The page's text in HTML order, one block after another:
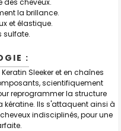
des cheveux.
la brillance.
et élastique.
sulfate.
:
Sleeker et en chaînes
scientifiquement
reprogrammer la structure
kératine. Ils s'attaquent ainsi à
indisciplinés, pour une